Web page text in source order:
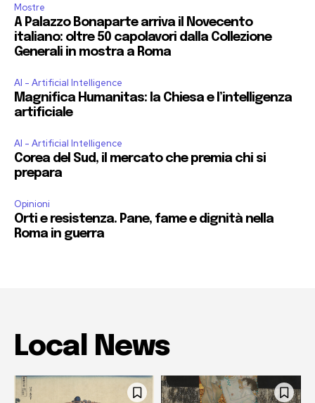
Mostre
A Palazzo Bonaparte arriva il Novecento
italiano: oltre 50 capolavori dalla Collezione
Generali in mostra a Roma
AI - Artificial Intelligence
Magnifica Humanitas: la Chiesa e l’intelligenza
artificiale
AI - Artificial Intelligence
Corea del Sud, il mercato che premia chi si
prepara
Opinioni
Orti e resistenza. Pane, fame e dignità nella
Roma in guerra
Local News